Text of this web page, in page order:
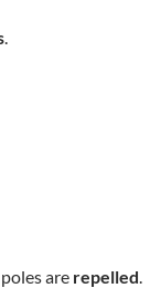
.
are repelled.